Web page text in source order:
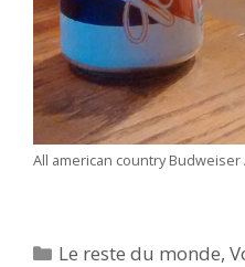
All american country Budweiser
Catégories
Le reste du monde,